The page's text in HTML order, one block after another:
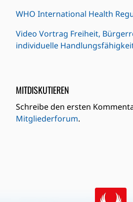
WHO International Health
Video Vortrag Freiheit,
individuelle
MITDISKUTIEREN
Schreibe den ersten
Mitgliederforum.